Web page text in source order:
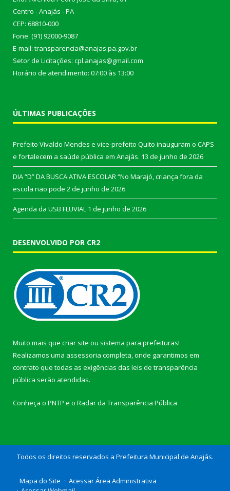
Centro - Anajás - PA
CEP: 68810-000
Fone: (91) 92000-9087
E-mail: transparencia@anajas.pa.gov.br
Setor de Licitações: cpl.anajas@gmail.com
Horário de atendimento: 07:00 às 13:00
ÚLTIMAS PUBLICAÇÕES
Prefeito Vivaldo Mendes e vice-prefeito Quito inauguram o CAPS
e fortalecem a saúde pública em Anajás. 13 de junho de 2026
DIA “D” DA BUSCA ATIVA ESCOLAR “No Marajó, criança fora da
escola não pode 2 de junho de 2026
Agenda da USB FLUVIAL 1 de junho de 2026
DESENVOLVIDO POR CR2
Muito mais que criar site ou sistema para prefeituras!
Realizamos uma assessoria completa, onde garantimos em
contrato que todas as exigências das leis de transparência
pública serão atendidas.
Conheça o PNTP e o Radar da Transparência Pública
Todos os direitos reservados a Prefeitura Municipal de Anajás.
Mapa do Site
Acessar Área Administrativa